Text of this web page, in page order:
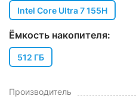
Intel Core Ultra 7 155H
Ёмкость накопителя:
512 ГБ
Производитель